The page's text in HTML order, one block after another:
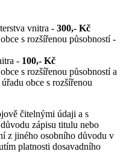
vnitra - 300,- Kč
s rozšířenou působností -
- 100,- Kč
s rozšířenou působností a
obce s rozšířenou
čitelnými údaji a s
zápisu titulu nebo
z jiného osobního důvodu v
platnosti dosavadního